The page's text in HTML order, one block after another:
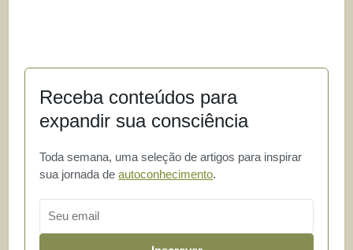
Receba conteúdos para
expandir sua consciência
Toda semana, uma seleção de artigos para inspirar
sua jornada deautoconhecimento.